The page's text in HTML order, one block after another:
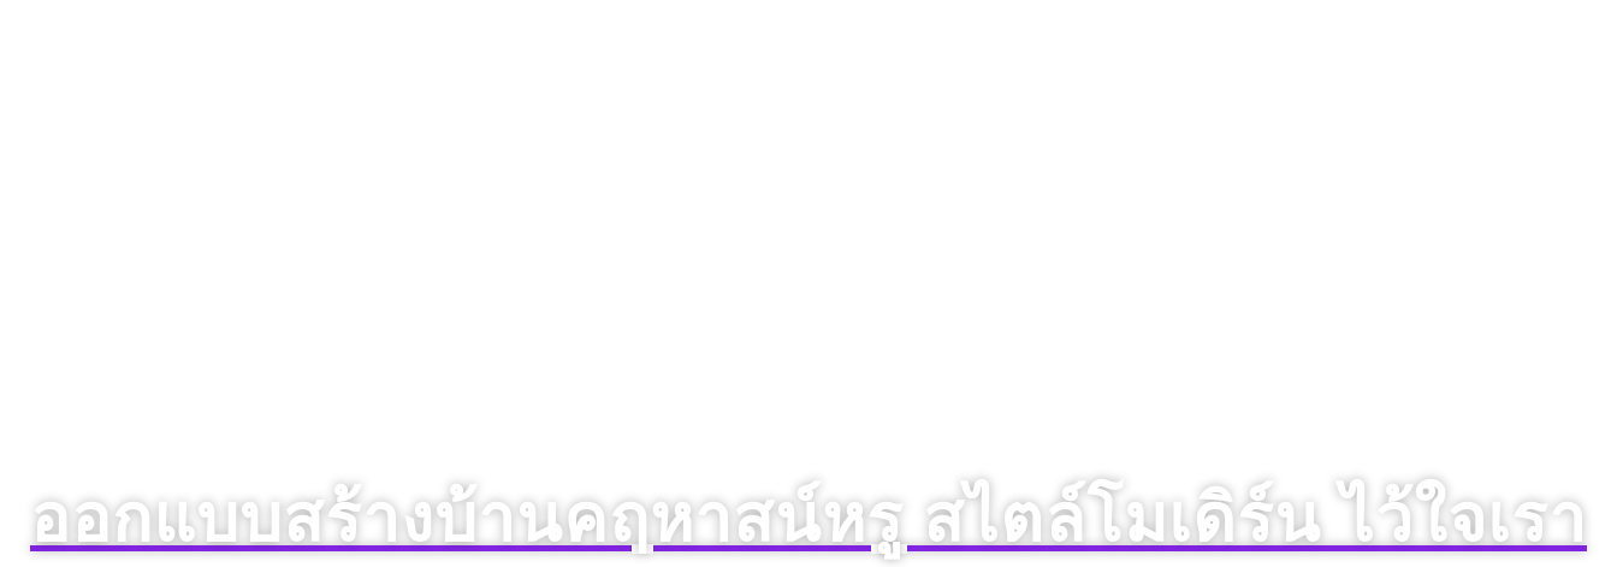
ออกแบบสร้างบ้านคฤหาสน์หรู สไตล์โมเดิร์น ไว้ใจเรา